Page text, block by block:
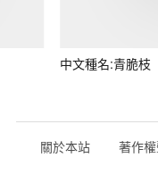
中文種名:青脆枝
關於本站 著作